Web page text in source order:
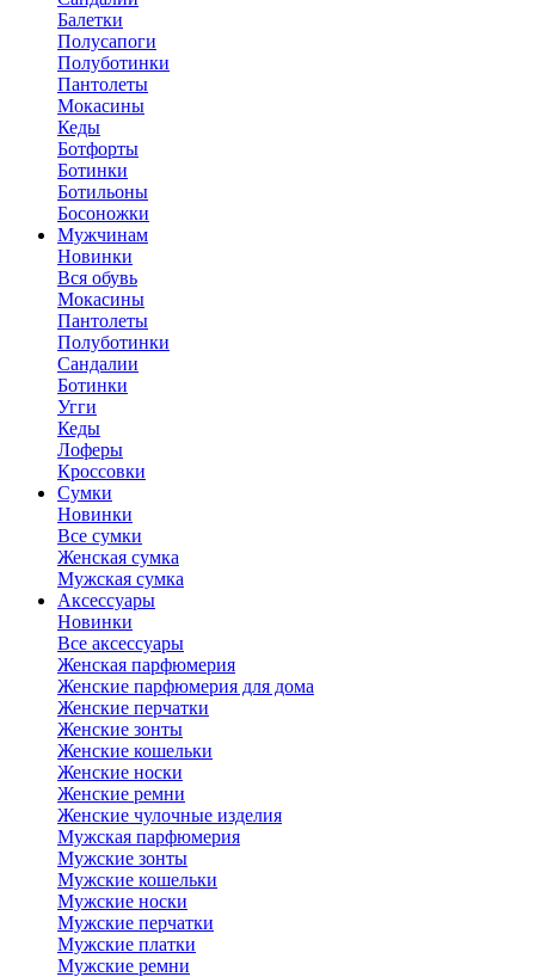
Балетки
Полусапоги
Полуботинки
Пантолеты
Мокасины
Кеды
Ботфорты
Ботинки
Ботильоны
Босоножки
Мужчинам
Новинки
Вся обувь
Мокасины
Пантолеты
Полуботинки
Сандалии
Ботинки
Угги
Кеды
Лоферы
Кроссовки
Сумки
Новинки
Все сумки
Женская сумка
Мужская сумка
Аксессуары
Новинки
Все аксессуары
Женская парфюмерия
Женские парфюмерия для дома
Женские перчатки
Женские зонты
Женские кошельки
Женские носки
Женские ремни
Женские чулочные изделия
Мужская парфюмерия
Мужские зонты
Мужские кошельки
Мужские носки
Мужские перчатки
Мужские платки
Мужские ремни